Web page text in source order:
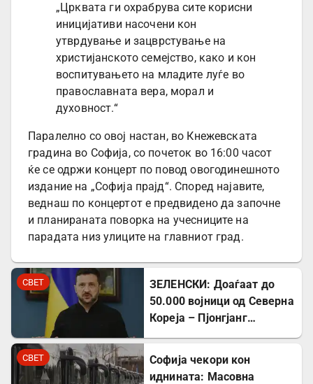
„Црквата ги охрабрува сите корисни
иницијативи насочени кон
утврдување и зацврстување на
христијанското семејство, како и кон
воспитувањето на младите луѓе во
православната вера, морал и
духовност.“
Паралелно со овој настан, во Кнежевската
градина во Софија, со почеток во 16:00 часот
ќе се одржи концерт по повод овогодинешното
издание на „Софија прајд“. Според најавите,
веднаш по концертот е предвидено да започне
и планираната поворка на учесниците на
парадата низ улиците на главниот град.
СВЕТ
ЗЕЛЕНСКИ: Доаѓаат до
50.000 војници од Северна
Кореја – Пјонгјанг
СВЕТ
Софија чекори кон
иднината: Масовна